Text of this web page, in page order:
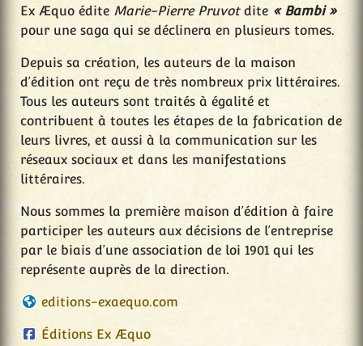
Ex Æquo édite Marie-Pierre Pruvotdite « Bambi »
pour une saga qui se déclinera en plusieurs tomes.
Depuis sa création, les auteurs de la maison
d’édition ont reçu de très nombreux prix littéraires.
Tous les auteurs sont traités à égalité et
contribuent à toutes les étapes de la fabrication de
leurs livres, et aussi à la communication sur les
réseaux sociaux et dans les manifestations
littéraires.
Nous sommes la première maison d’édition à faire
participer les auteurs aux décisions de l’entreprise
par le biais d’une association de loi 1901 qui les
représente auprès de la direction.
editions-exaequo.com
Éditions Ex Æquo